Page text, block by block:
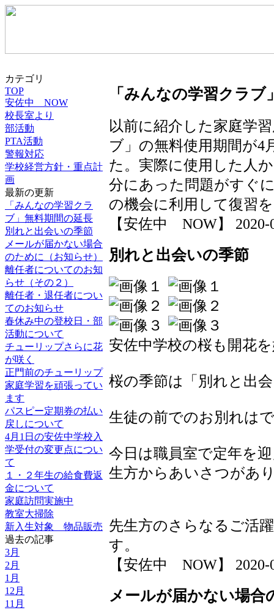
カテゴリ
TOP
安佐中 NOW
校長室より
部活動
PTA活動
警報対応
学校経営方針・重点計
画
最新の更新
「みんなの学習クラ
ブ」無料期間の延長
別れと出会いの季節
メールが届かない場合
のために（お知らせ）
離任者についてのお知
らせ（その２）
離任者・退任者につい
てのお知らせ
春休み中の登校日・部
活動について
チューリップさらに花
が咲く
正門前のチューリップ
家庭学習を頑張ってい
ます
パスピー定期券の払い
戻しについて
4月1日の安佐中学校入
学受付の変更点につい
て
１・２年生の給食費返
金について
家庭訪問実施中
教室大掃除
新入生対象 物品販売
過去の記事
3月
2月
1月
12月
11月
「みんなの学習クラ
以前に紹介した家庭学
ブ」の無料使用期間が4
た。実際に使用した人
分にあった問題がすぐ
の機会に利用して復習
【安佐中 NOW】 2020-
別れと出会いの季節
安佐中学校の桜も開花
桜の季節は「別れと出
生徒の前でのお別れは
今日は職員室で定年を
生方からあいさつがあ
先生方のさらなるご活
す。
【安佐中 NOW】 2020-
メールが届かない場合